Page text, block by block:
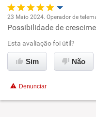
Oportunidade de
Ambiente de trabalho
Benefícios
23 Maio 2024. Operador de
Possibilidade de
Esta avaliação foi útil?
Sim Não
Denunciar